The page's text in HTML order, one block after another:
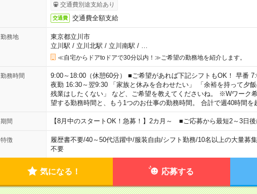
交通費別途支給あり
交通費 交通費全額支給
勤務地
東京都立川市
立川駅 / 立川北駅 / 立川南駅 /
≪自宅からドアtoドアで30分以内！≫ご希望の勤務地を紹介します。
勤務時間
9:00～18:00（休憩60分） ■ご希望があれば下記シフトもOK！ 早番
夜勤 16:30～翌9:30 「家族と休みを合わせたい」 「余裕を持って夕
残業はしたくない」 など、ご希望を教えてくださいね。 ※Wワーク
望する勤務時間と、もう1つのお仕事の勤務時間。 合計で週40時間を
期間 【8月中のスタートOK！急募！】2カ月～ ■ご応募から最短2～3日後
特徴 履歴書不要/40～50代活躍中/服装自由/シフト勤務/10名以上の大量募集
不要
気になる！ 応募する